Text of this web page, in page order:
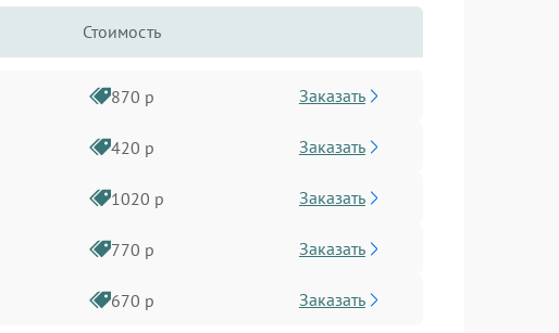
Стоимость
870 р Заказать
420 р Заказать
1020 р Заказать
770 р Заказать
670 р Заказать